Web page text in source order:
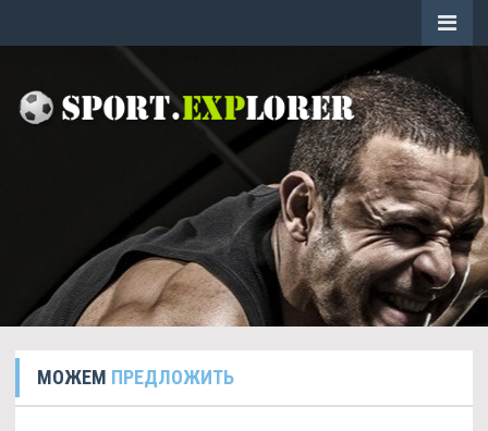
МОЖЕМ ПРЕДЛОЖИТЬ